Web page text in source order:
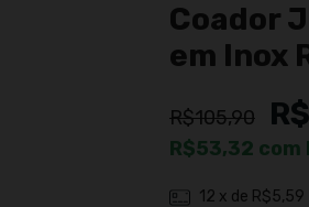
Coador
em Inox
R$105,90
R$53,32 com
12 x de R$5,59